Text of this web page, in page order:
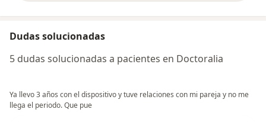
Dudas solucionadas
5 dudas solucionadas a pacientes en Doctoralia
Ya llevo 3 años con el dispositivo y tuve relaciones con mi pareja y no me
llega el periodo. Que pue